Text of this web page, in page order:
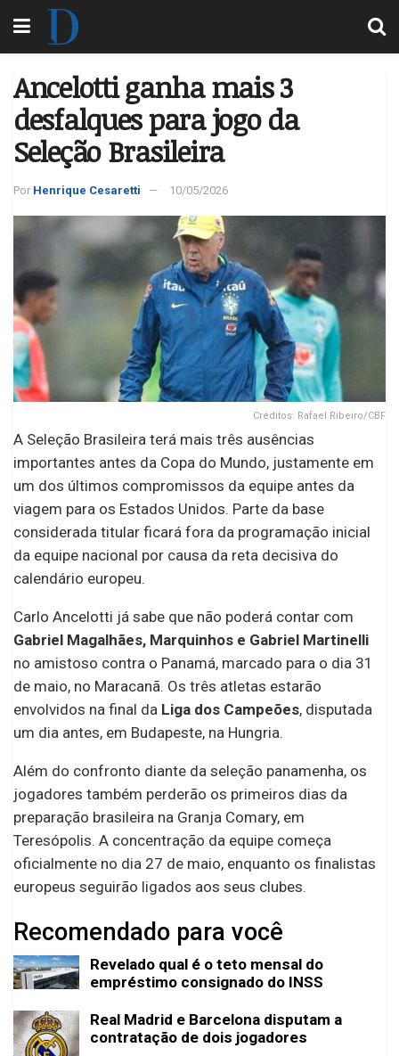
Ancelotti ganha mais 3
desfalques para jogo da
Seleção Brasileira
Por Henrique Cesaretti 10/05/2026
Créditos: Rafael Ribeiro/CBF
A Seleção Brasileira terá mais três ausências
importantes antes da Copa do Mundo, justamente em
um dos últimos compromissos da equipe antes da
viagem para os Estados Unidos. Parte da base
considerada titular ficará fora da programação inicial
da equipe nacional por causa da reta decisiva do
calendário europeu.
Carlo Ancelotti já sabe que não poderá contar com
Gabriel Magalhães, Marquinhos e Gabriel Martinelli
no amistoso contra o Panamá, marcado para o dia 31
de maio, no Maracanã. Os três atletas estarão
envolvidos na final da Liga dos Campeões, disputada
um dia antes, em Budapeste, na Hungria.
Além do confronto diante da seleção panamenha, os
jogadores também perderão os primeiros dias da
preparação brasileira na Granja Comary, em
Teresópolis. A concentração da equipe começa
oficialmente no dia 27 de maio, enquanto os finalistas
europeus seguirão ligados aos seus clubes.
Recomendado para você
Revelado qual é o teto mensal do
empréstimo consignado do INSS
Real Madrid e Barcelona disputam a
contratação de dois jogadores